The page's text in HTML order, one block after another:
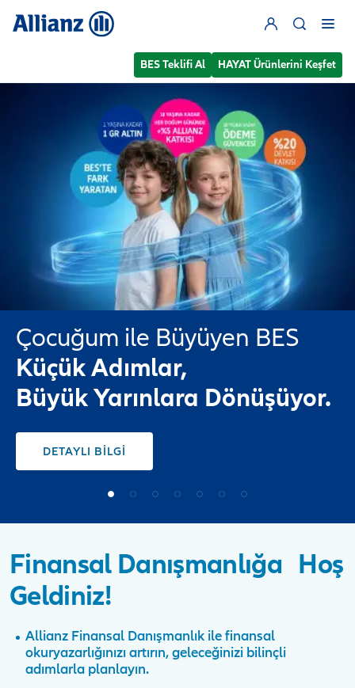
BES Teklifi Al HAYAT Ürünlerini Keşfet
Çocuğum ile Büyüyen BES
Küçük Adımlar,
Büyük Yarınlara Dönüşüyor.
DETAYLI BİLGİ
Finansal Danışmanlığa Hoş
Geldiniz!
Allianz Finansal Danışmanlık ile finansal
okuryazarlığınızı artırın, geleceğinizi bilinçli
adımlarla planlayın.